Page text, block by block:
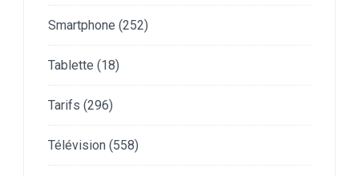
Smartphone (252)
Tablette (18)
Tarifs (296)
Télévision (558)